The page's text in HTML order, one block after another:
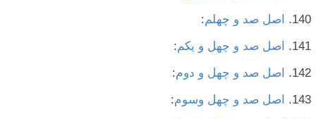
اصل صد و چهلم:
اصل صد و چهل و یکم:
اصل صد و چهل و دوم:
اصل صد و چهل وسوم: